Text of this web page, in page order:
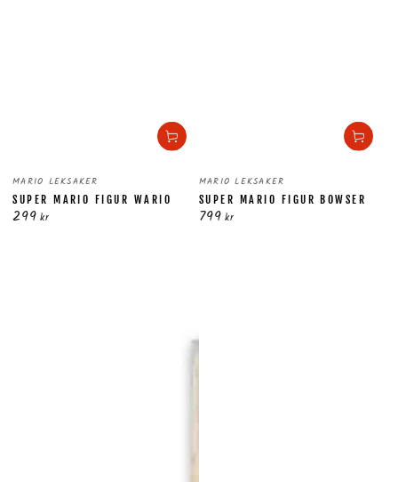
Säljare:
MARIO LEKSAKER
SUPER MARIO FIGUR WARIO
Ordinarie
299 kr
Säljare:
MARIO LEKSAKER
SUPER MARIO FIGUR BOWSER
Ordinarie
799 kr